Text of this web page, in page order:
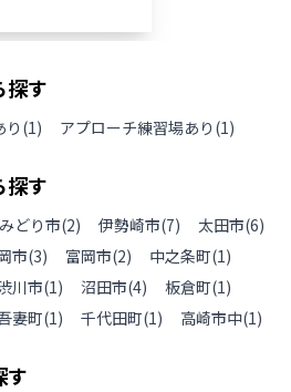
探す
(1) アプローチ練習場あり (1)
探す
みどり市(2) 伊勢崎市(7) 太田市(6)
市(3) 富岡市(2) 中之条町(1)
川市(1) 沼田市(4) 板倉町(1)
妻町(1) 千代田町(1) 高崎市中(1)
す